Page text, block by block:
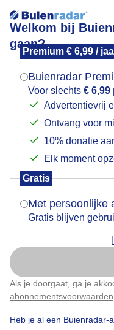
Welkom bij
gaan?
Premium € 6,99 /
Buienradar
Voor slechts € 6,99
Advertentievrij
Ontvang voor
10% donatie
Elk moment
Gratis
Met persoonlijke
Gratis blijven
Als je doorgaat, ga je
abonnementsvoorwaarden
Heb je al een Buienradar-
Mooie herfstkleuren
Bekijk slideshow
Mogen we je
Indien je hier nog
verschijnt er zo
Is
Nu
Klik hier